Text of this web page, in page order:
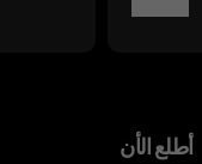
أطلع الأن